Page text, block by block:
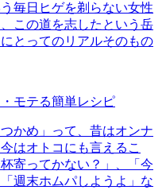
毎日ヒゲを剃らない女性
この道を志したという岳
とってのリアルそのもの
モテる簡単レシピ
かめ」って、昔はオンナ
はオトコにも言えるこ
寄ってかない？」、「今
週末ホムパしようよ」な